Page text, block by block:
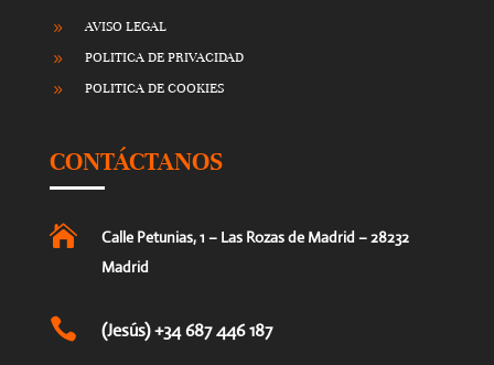
9 AVISO LEGAL
9 POLITICA DE PRIVACIDAD
9 POLITICA DE COOKIES
CONTÁCTANOS

Calle Petunias, 1 – Las Rozas de Madrid – 28232
Madrid
 (Jesús) +34 687 446 187